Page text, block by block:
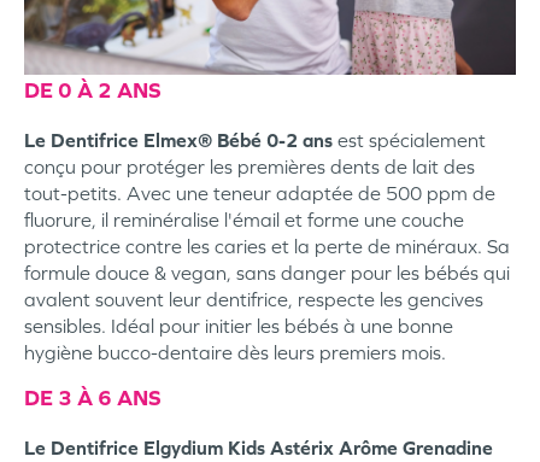
DE 0 À 2 ANS
Le Dentifrice Elmex® Bébé 0-2 ans est spécialement
conçu pour protéger les premières dents de lait des
tout-petits. Avec une teneur adaptée de 500 ppm de
fluorure, il reminéralise l'émail et forme une couche
protectrice contre les caries et la perte de minéraux. Sa
formule douce & vegan, sans danger pour les bébés qui
avalent souvent leur dentifrice, respecte les gencives
sensibles. Idéal pour initier les bébés à une bonne
hygiène bucco-dentaire dès leurs premiers mois.
DE 3 À 6 ANS
Le Dentifrice Elgydium Kids Astérix Arôme Grenadine